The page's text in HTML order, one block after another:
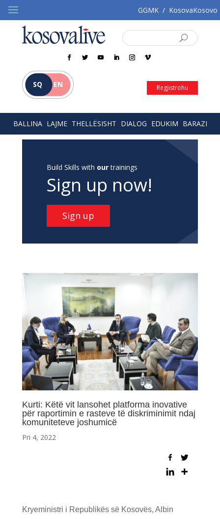
GGMK / KosovaKosovo
SQ EN Regjistrohu
BALLINA LAJME THELLËSISHT DIALOG EDUKIM BARAZI
Build Skills with ourtrainings
Sign up now!
Sign up
Kurti: Këtë vit lansohet platforma inovative
për raportimin e rasteve të diskriminimit ndaj
komuniteteve joshumicë
Pri 4, 2022
Kryeministri i Republikës së Kosovës, Albin